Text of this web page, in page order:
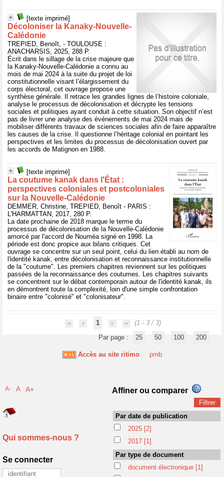
[texte imprimé]
Décoloniser la Kanaky-Nouvelle-
Calédonie
TREPIED, Benoît, - TOULOUSE :
ANACHARSIS, 2025, 288 P.
Écrit dans le sillage de la crise majeure que
la Kanaky-Nouvelle-Calédonie a connu au
mois de mai 2024 à la suite du projet de loi
constitutionnelle visant l’élargissement du
corps électoral, cet ouvrage propose une
synthèse générale. Il retrace les grandes lignes de l’histoire coloniale,
analyse le processus de décolonisation et décrypte les tensions
sociales et politiques ayant conduit à cette situation. Son objectif n’est
pas de livrer une analyse des événements de mai 2024 mais de
mobiliser différents travaux de sciences sociales afin de faire apparaître
les causes de la crise. Il questionne l’héritage colonial en pointant les
perspectives et les limites du processus de décolonisation ouvert par
les accords de Matignon en 1988.
[texte imprimé]
La coutume kanak dans l'État :
perspectives coloniales et postcoloniales
sur la Nouvelle-Calédonie
DEMMER, Christine, TREPIED, Benoît - PARIS :
L'HARMATTAN, 2017, 280 P.
La date prochaine de 2018 marque le terme du
processus de décolonisation de la Nouvelle-Calédonie
amorcé par l'accord de Nouméa signé en 1998. La
période est donc propice aux bilans critiques. Cet
ouvrage se concentre sur un seul point, celui du lien établi au nom de
l'identité kanak, entre décolonisation et reconnaissance institutionnelle
de la "coutume". Les premiers chapitres reviennent sur les politiques
passées de la reconnaissance des coutumes. Les chapitres suivants
se concentrent sur le débat contemporain autour de l'identité kanak, ils
en démontrent toute la complexité, loin d'une simple confrontation
binaire entre "colonisé" et "colonisateur".
1
(1 - 3 / 3)
Par page :
25 50 100 200
Accès au site ritimo pmb
A- A A+
Qui sommes-nous ?
Se connecter
Affiner ou comparer
Par date de publication
2025 [2]
2017 [1]
Par type de document
document électronique [1]